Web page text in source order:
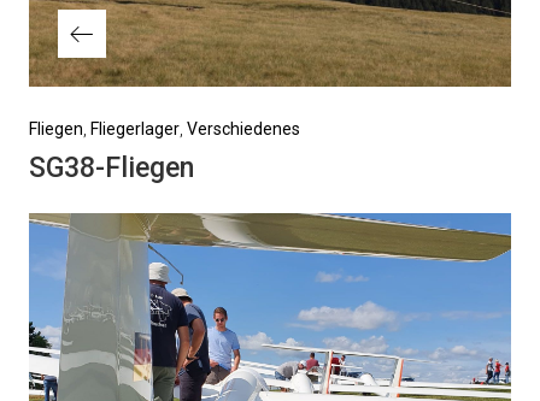
Vorheriger
Beitrag
Fliegen Fliegerlager Verschiedenes
SG38-Fliegen